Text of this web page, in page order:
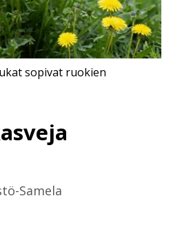
Samela
sopivat ruokien